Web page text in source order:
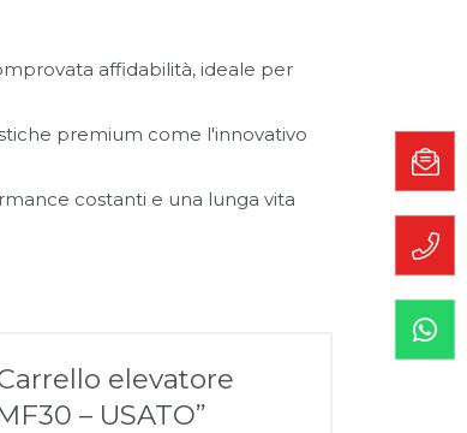
affidabilità, ideale per
premium come l'innovativo
costanti e una lunga vita
elevatore
– USATO”